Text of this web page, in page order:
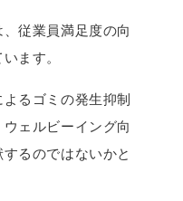
従業員満足度の向
ます。
るゴミの発生抑制
ェルビーイング向
るのではないかと